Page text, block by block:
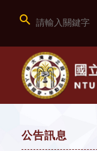

公告訊息